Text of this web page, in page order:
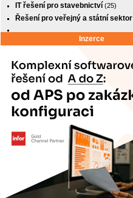
IT řešení pro stavebnictví (25)
Řešení pro veřejný a státní sektor
Inzerce